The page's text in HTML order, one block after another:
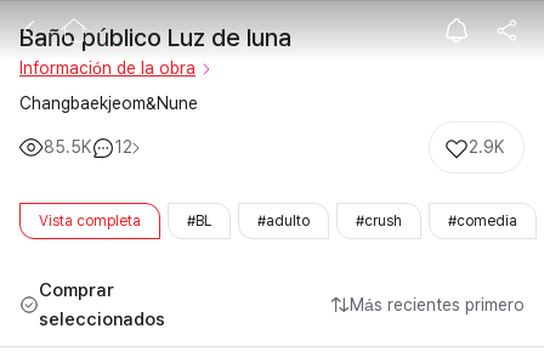
Baño público
Baño público Luz de luna
Información de la obra
Changbaekjeom&Nune
85.5K 12 2.9K
Vista completa #BL #adulto #crush #comedia
Comprar
seleccionados
Más recientes primero